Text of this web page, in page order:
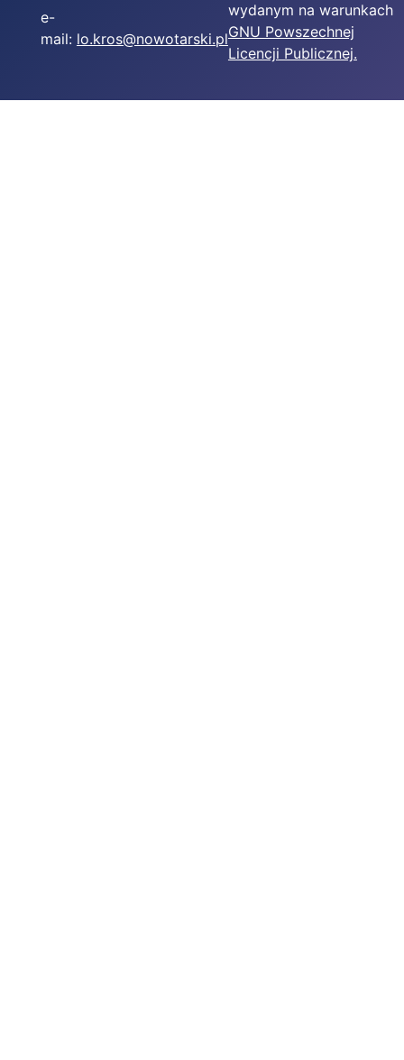
e-
mail: lo.kros@nowotarski.pl
wydanym na warunkach
GNU Powszechnej
Licencji Publicznej.